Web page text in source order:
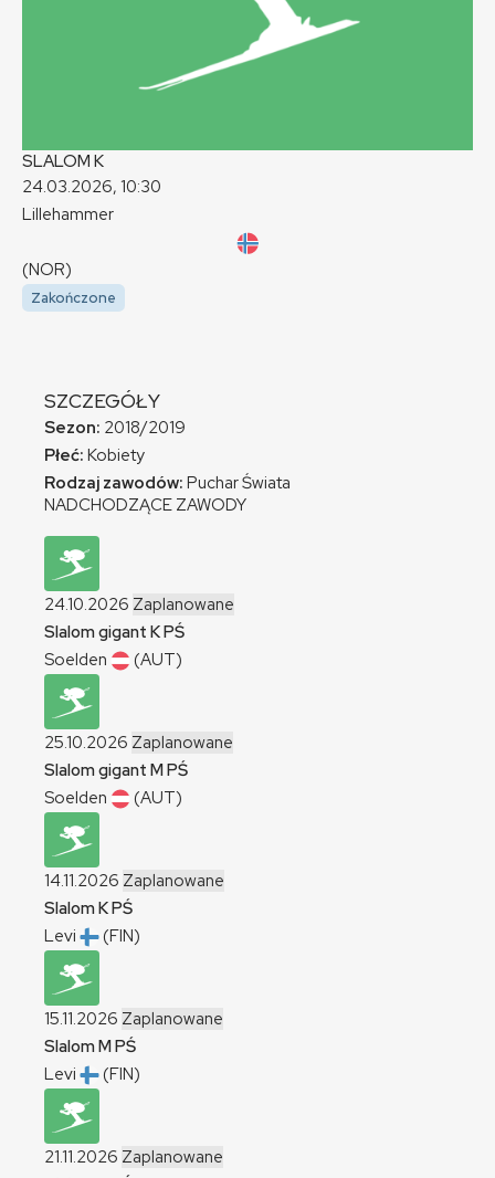
SLALOM K
24.03.2026, 10:30
Lillehammer
(NOR)
Zakończone
SZCZEGÓŁY
Sezon: 2018/2019
Płeć: Kobiety
Rodzaj zawodów: Puchar Świata
NADCHODZĄCE ZAWODY
24.10.2026 Zaplanowane
Slalom gigant KPŚ
Soelden
(AUT)
25.10.2026 Zaplanowane
Slalom gigant MPŚ
Soelden
(AUT)
14.11.2026 Zaplanowane
SlalomKPŚ
Levi
(FIN)
15.11.2026 Zaplanowane
SlalomMPŚ
Levi
(FIN)
21.11.2026 Zaplanowane